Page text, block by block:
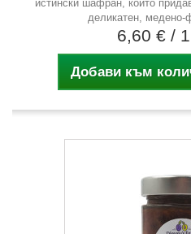
истински шафран, който
деликатен, медено-
6,60 € /
Добави към